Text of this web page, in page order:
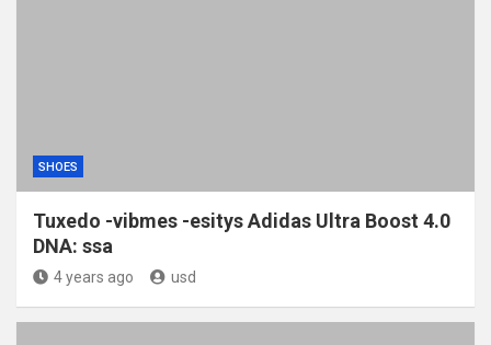
SHOES
Tuxedo -vibmes -esitys Adidas Ultra Boost 4.0
DNA: ssa
4 years ago usd